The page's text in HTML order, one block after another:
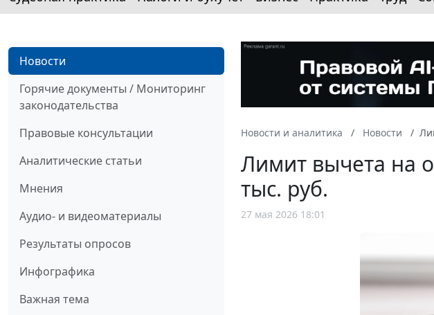
Новости
Горячие документы / Мониторинг
законодательства
Правовые консультации
Аналитические статьи
Мнения
Аудио- и видеоматериалы
Результаты опросов
Инфографика
Важная тема
Новости и аналитика Новости
Лимит вычета на
тыс. руб.
27 мая 2026 18:01